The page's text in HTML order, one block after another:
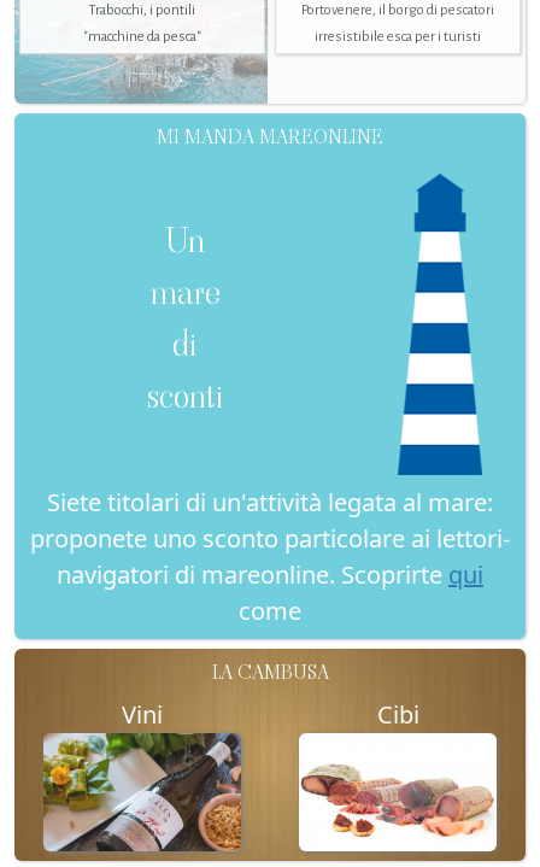
Trabocchi, i pontili
"macchine da pesca"
Portovenere, il borgo di pescatori
irresistibile esca per i turisti
MI MANDA MAREONLINE
Un
mare
di
sconti
Siete titolari di un'attività legata al mare:
proponete uno sconto particolare ai lettori-
navigatori di mareonline. Scoprirte qui
come
LA CAMBUSA
Vini Cibi